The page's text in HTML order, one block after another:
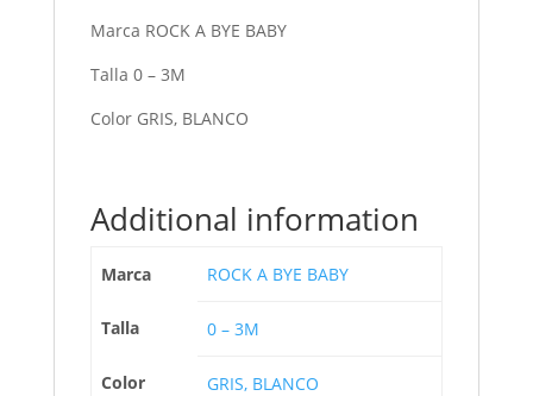
Marca ROCK A BYE BABY
Talla 0 – 3M
Color GRIS, BLANCO
Additional information
Marca ROCK A BYE BABY
Talla 0 – 3M
Color GRIS, BLANCO